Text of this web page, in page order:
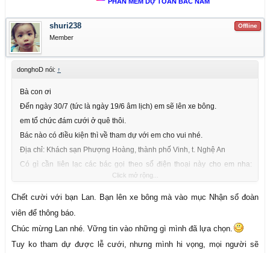
Offline
shuri238
Member
donghoD nói: ↑
Bà con ơi
Đến ngày 30/7 (tức là ngày 19/6 âm lịch) em sẽ lên xe bông.
em tổ chức đám cưới ở quê thôi.
Bác nào có điều kiện thì về tham dự với em cho vui nhé.
Địa chỉ: Khách sạn Phượng Hoàng, thành phố Vinh, t. Nghệ An
Có gì cần liên lạc các bác gọi theo số điện thoại này cho em nha:
Click mở rộng...
Chết cười với bạn Lan. Bạn lên xe bông mà vào mục Nhận sổ đoàn
viên để thông báo.
Chúc mừng Lan nhé. Vững tin vào những gì mình đã lựa chọn.
Tuy ko tham dự được lễ cưới, nhưng mình hi vọng, mọi người sẽ